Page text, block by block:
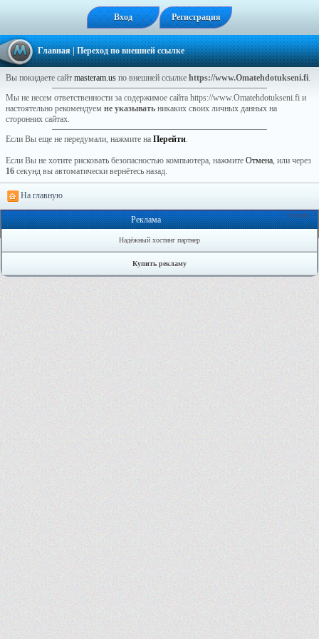
Вход Регистрация
Главная| Переход по внешней ссылке
Вы покидаете сайт masteram.us по внешней ссылке https://www.Omatehdotukseni.fi.
Мы не несем ответственности за содержимое сайта https://www.Omatehdotukseni.fi и
настоятельно рекомендуем не указывать никаких своих личных данных на
сторонних сайтах.
Если Вы еще не передумали, нажмите на Перейти.
Если Вы не хотите рисковать безопасностью компьютера, нажмите Отмена, или через
16 секунд вы автоматически вернётесь назад.
На главную
Онлайн: 1
Реклама
Надёжный хостинг партнер
Купить рекламу